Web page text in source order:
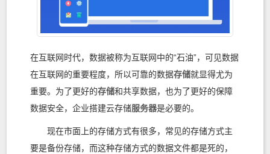
在互联网时代，数据被称为互联网中的“石油”，可见数据
在互联网的重要程度，所以可靠的数据存储就显得尤为
重要。为了更好的存储和共享数据，也为了更好的保障
数据安全，企业搭建云存储服务器是必要的。
现在市面上的存储方式有很多，常见的存储方式主
要是备份存储，而这种存储方式的数据文件都是死的，